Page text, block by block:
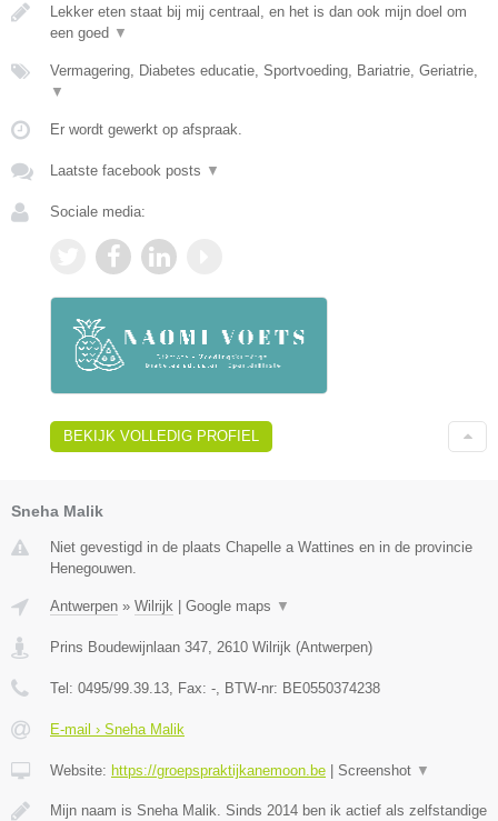
Lekker eten staat bij mij centraal, en het is dan ook mijn doel om
een goed ▼
Vermagering, Diabetes educatie, Sportvoeding, Bariatrie, Geriatrie,
▼
Er wordt gewerkt op afspraak.
Laatste facebook posts ▼
Sociale media:
BEKIJK VOLLEDIG PROFIEL
Sneha Malik
Niet gevestigd in de plaats Chapelle a Wattines en in de provincie
Henegouwen.
Antwerpen » Wilrijk | Google maps ▼
Prins Boudewijnlaan 347 2610 Wilrijk (Antwerpen)
Tel: 0495/99.39.13 , Fax: - , BTW-nr: BE0550374238
E-mail › Sneha Malik
Website: https://groepspraktijkanemoon.be | Screenshot ▼
Mijn naam is Sneha Malik. Sinds 2014 ben ik actief als zelfstandige